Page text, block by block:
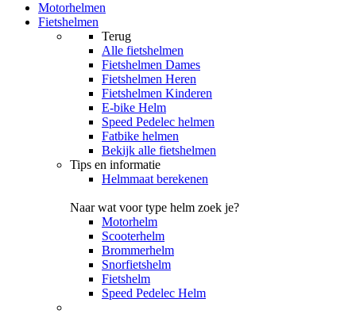
Motorhelmen
Fietshelmen
Terug
Alle fietshelmen
Fietshelmen Dames
Fietshelmen Heren
Fietshelmen Kinderen
E-bike Helm
Speed Pedelec helmen
Fatbike helmen
Bekijk alle fietshelmen
Tips en informatie
Helmmaat berekenen
Naar wat voor type helm zoek je?
Motorhelm
Scooterhelm
Brommerhelm
Snorfietshelm
Fietshelm
Speed Pedelec Helm